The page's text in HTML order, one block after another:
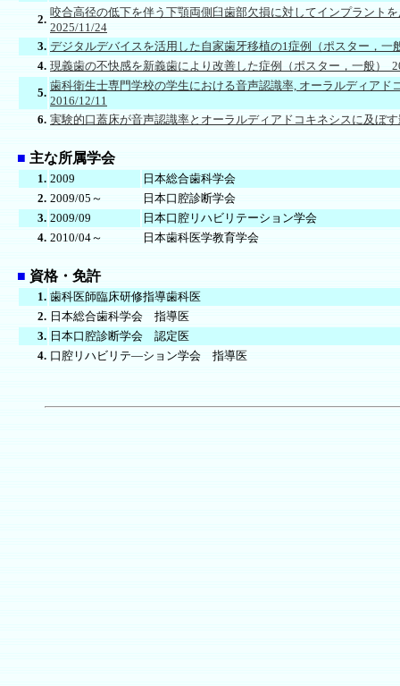
2.
咬合高径の低下を伴う下顎両側臼歯部欠損に対してインプラント
2025/11/24
3. デジタルデバイスを活用した自家歯牙移植の1症例（ポスター，一
4. 現義歯の不快感を新義歯により改善した症例（ポスター，一般）
5.
歯科衛生士専門学校の学生における音声認識率, オーラルディア
2016/12/11
6. 実験的口蓋床が音声認識率とオーラルディアドコキネシスに及ぼ
■ 主な所属学会
1. 2009
日本総合歯科学会
2. 2009/05～
日本口腔診断学会
3. 2009/09
日本口腔リハビリテーション学会
4. 2010/04～ 日本歯科医学教育学会
■ 資格・免許
1. 歯科医師臨床研修指導歯科医
2. 日本総合歯科学会 指導医
3. 日本口腔診断学会 認定医
4. 口腔リハビリテ―ション学会 指導医